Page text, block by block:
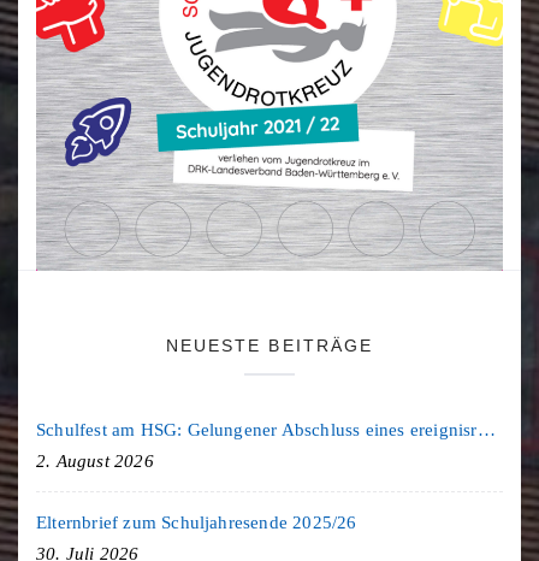
NEUESTE BEITRÄGE
Schulfest am HSG: Gelungener Abschluss eines ereignisreichen Schuljahres
2. August 2026
Elternbrief zum Schuljahresende 2025/26
30. Juli 2026